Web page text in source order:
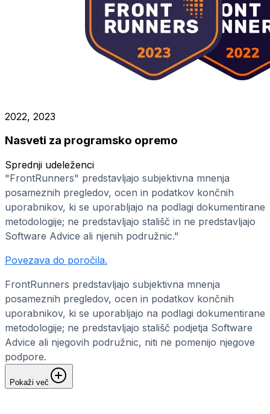
2022, 2023
Nasveti za programsko opremo
Sprednji udeleženci
"FrontRunners" predstavljajo subjektivna mnenja
posameznih pregledov, ocen in podatkov končnih
uporabnikov, ki se uporabljajo na podlagi dokumentirane
metodologije; ne predstavljajo stališč in ne predstavljajo
Software Advice ali njenih podružnic."
Povezava do poročila.
FrontRunners predstavljajo subjektivna mnenja
posameznih pregledov, ocen in podatkov končnih
uporabnikov, ki se uporabljajo na podlagi dokumentirane
metodologije; ne predstavljajo stališč podjetja Software
Advice ali njegovih podružnic, niti ne pomenijo njegove
podpore.
Pokaži več